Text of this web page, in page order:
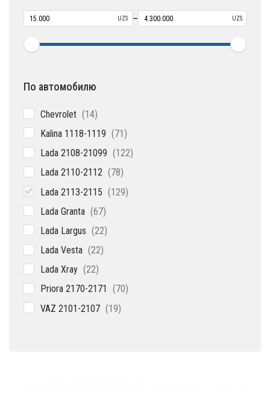
UZS – UZS
По автомобилю
Chevrolet 1414
Kalina 1118-1119 7171
Lada 2108-21099 122122
Lada 2110-2112 7878
Lada 2113-2115 129129
Lada Granta 6767
Lada Largus 2222
Lada Vesta 2222
Lada Xray 2222
Priora 2170-2171 7070
VAZ 2101-2107 1919